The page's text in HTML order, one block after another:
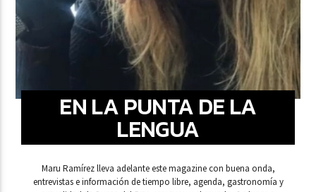
EN LA PUNTA DE LA
LENGUA
Maru Ramírez lleva adelante este magazine con buena onda,
entrevistas e información de tiempo libre, agenda, gastronomía y